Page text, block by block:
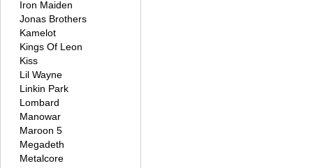
Iron Maiden
Jonas Brothers
Kamelot
Kings Of Leon
Kiss
Lil Wayne
Linkin Park
Lombard
Manowar
Maroon 5
Megadeth
Metalcore